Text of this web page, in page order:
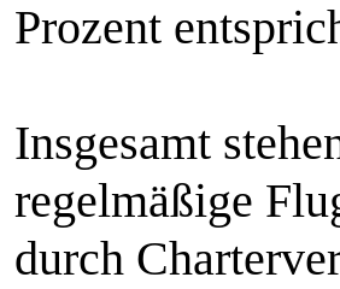
Prozent
Insgesamt
regelmäßige
durch